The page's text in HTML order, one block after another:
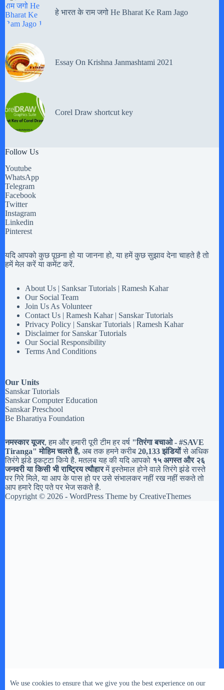
We use cookies to ensure that we give you the best experience on our
हे भारत के राम जगो He Bharat Ke Ram Jago
Essay On Krishna Janmashtami 2021
Corel Draw shortcut key
Follow Us
Youtube
WhatsApp
Telegram
Facebook
Twitter
Instagram
Linkedin
Pinterest
यदि आपको कुछ पूछना हो या जानना हो, या हमें कुछ सुझाव देना चाहते है तो
हमें मेल करें या कमेंट करें.
About Us | Sanksar Tutorials | Ramesh Kahar
Our Social Team
Join Us As Volunteer
Contact Us | Ramesh Kahar | Sanskar Tutorials
Privacy Policy | Sanskar Tutorials | Ramesh Kahar
Disclaimer for Sanskar Tutorials
Our Social Responsibility
Terms And Conditions
Our Units
Sanskar Tutorials
Sanskar Computer Education
Sanskar Preschool
Be Bharatiya Foundation
नमस्कार यूजर, हम और हमारी पूरी टीम हर वर्ष "तिरंगा बचाओ - #SAVE
Tiranga" मोहिम चलते है, अब तक हमने करीब 20,133 झंडियोंसे अधिक
तिरंगे झंडे इकट्टा किये है. मतलब यह की यदि आपको १५ अगस्त और २६
जनवरी या किसी भी राष्ट्रिय त्यौहारमें इस्तेमाल होने वाले तिरंगे झंडे रास्ते
पर गिरे मिले, या आप के पास हो पर उसे संभालकर नहीं रख नहीं सकते तो
आप हमारे दिए पते पर भेज सकते है.
Copyright © 2026 - WordPress Theme by CreativeThemes